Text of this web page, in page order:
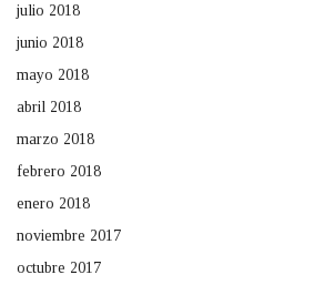
julio 2018
junio 2018
mayo 2018
abril 2018
marzo 2018
febrero 2018
enero 2018
noviembre 2017
octubre 2017